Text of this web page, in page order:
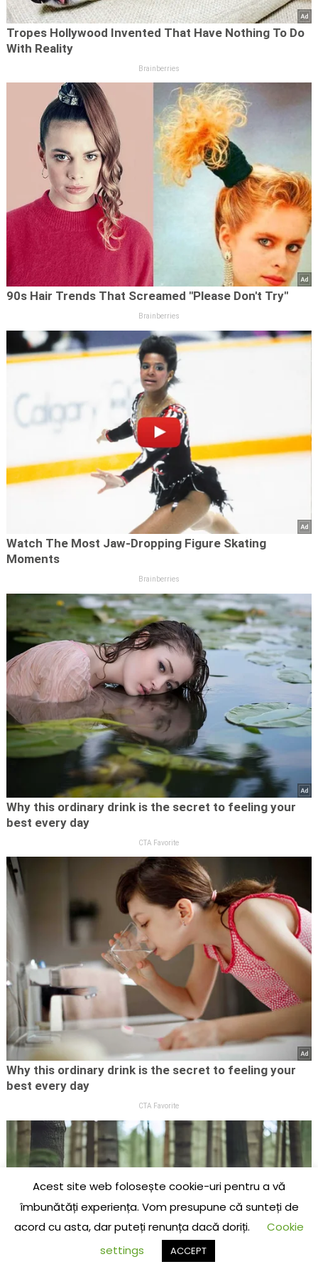
Acest site web folosește cookie-uri pentru a vă
îmbunătăți experiența. Vom presupune că sunteți de
acord cu asta, dar puteți renunța dacă doriți.
Cookie
settings
ACCEPT